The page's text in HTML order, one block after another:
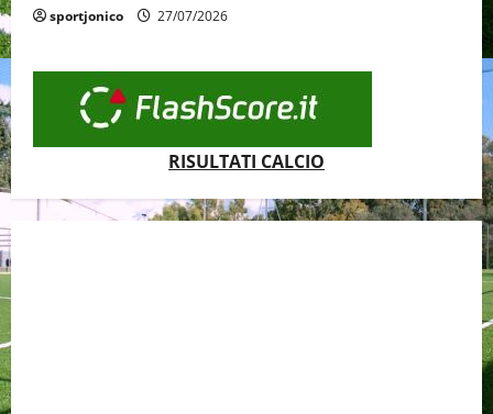
sportjonico 27/07/2026
RISULTATI CALCIO